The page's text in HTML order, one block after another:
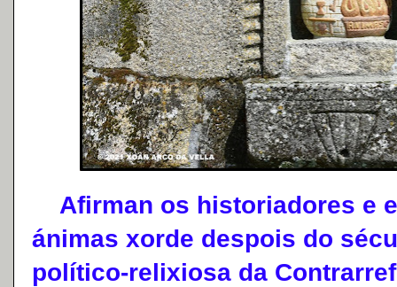
Afirman os historiadores e
ánimas xorde despois do
político-relixiosa da